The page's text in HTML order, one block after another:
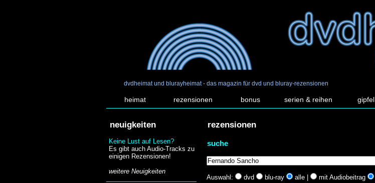
dvdheimat und blurayheimat - das magazin für dvd und bluray-rezensionen
heimat rezensionen bonus serien & reihen gipfel
neuigkeiten
Keine Lust auf Lesen?
Es gibt auch Audio-Tracks zu
einigen Rezensionen!
weitere Neuigkeiten
rezensionen
suche
Auswahl: dvd blu-ray alle | mit Audiobeitrag